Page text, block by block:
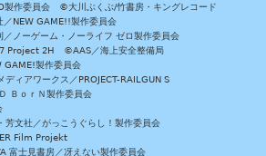
作委員会 ©大川ぶくぶ/竹書房・キングレコード
NEW GAME!!製作委員会
ノーゲーム・ノーライフ ゼロ製作委員会
Project 2H ©AAS／海上安全整備局
製作委員会
ィアワークス／PROJECT-RAILGUN S
ＢｏｒＮ製作委員会
文社／がっこうぐらし！製作委員会
Film Projekt
富士見書房／冴えない製作委員会